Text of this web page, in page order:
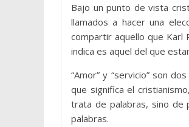
Bajo un punto de vista
llamados a hacer una
compartir aquello que Karl
indica es aquel del que
“Amor” y “servicio” son
que significa el
trata de palabras, sino de
palabras.